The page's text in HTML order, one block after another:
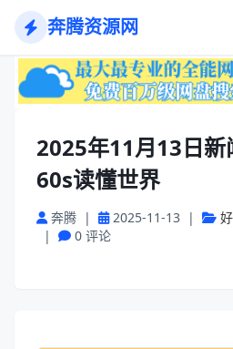
奔腾资源网
2025年11月13日新
60s读懂世界
奔腾 | 2025-11-13 |
|
0 评论